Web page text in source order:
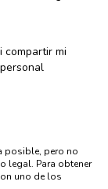
compartir mi
posible, pero no
legal. Para obtener
uno de los